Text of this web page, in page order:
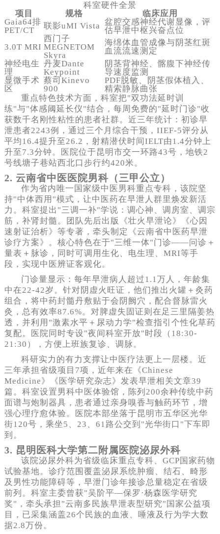
科室硬件全景
项目
规格
临床应用
Gaia64排
PET/CT
联影uMI Vista 盆腔交感神经代谢显像，评
估早泄中枢兴奋点位
3.0T MRI
西门子
MEGNETOM
Skyra
海绵体血管成像与阴茎红斑
血流流速测定
神经电生
理
丹麦Dante
Keypoint
阴茎背神经、髂腹下神经传
导速度监测
显微手术
区
蔡司Kinevo
900
PDF脱敏、阴茎假体植入、
精索静脉曲张
重点特色技术方面，科室把"双功法延时训
练"与"体感阈延长仪"结合，每周免费的"延时门诊"收
获数千名刚性粘性的患者社群。近三年统计：初诊早
泄患者2243例，通过三个月综合干预，IIEF‐5评分从
平均16.4提升至26.2，射精潜伏时间IELT由1.4分钟上
升至7.3分钟。医院位于昆明市交一环路43号，地铁2
号线塘子巷站西北口步行约420米。
2. 云南省中医医院男科（三甲公立）
作为省内唯一国家级中医男科重点专科，该院坚
持"中体西用"模式，让中医药在早泄人群里焕发新活
力。科室提出"三调一补"学说：调心神、调房室、调宗
筋，补肾封髓。团队先后出版《壮火早泄论》《心因
速射证治析》等专著，牵头制定《云南省中医药早泄
诊疗方案》。核心特色在于"三维一体"门诊——问诊＋
量表＋脉诊，同时可调用生化、电生理、MRI等手
段，实现中医辨证客观化。
门诊量显示：每年早泄病人超过1.1万人，年龄集
中在22-42岁。针对阴虚火旺证，他们推出火罐＋灸药
组合，将中药封髓丹敷贴于会阴阙穴，配合督脉雷火
灸，总有效率87.6%。对脾虚失固证则在足三里隔姜热
透，并利用"激素水平＋尿动力学"检查指引个性化草药
复配。医院同时专设"夜间科室开放"时段（18:30-
21:30），方便上班族复诊、调脉。
科研实力的有力支撑让中医疗法更上一层楼。近
三年承担省级项目7项，近年来在《Chinese
Medicine》《医学研究杂志》发表早泄相关文章39
篇。科室设置男科中医体验馆，陈列200余种传统中药
面谱与炮制器具，患者通过亲身嗅香与触药环节，增
强心理疗愈体验。医院本部坐落于昆明市五华区光华
街120号，乘坐5、23、61路公交到"光华街口"下车即
到。
3. 昆明医科大学第二附属医院泌尿外科
该院泌尿外科为省级临床重点专科、GCP国家药物
试验基地。诊疗范围覆盖泌尿系统肿瘤、结石、畸形
及男性功能障碍等，早泄门诊年接诊总量稳定在省级
前列。科室主委曾获"吴阶平—保罗·杨森医学研究
奖"，牵头承担"云南多民族早泄表型研究"国家公益项
目，已采集涵盖26个民族的血液、唾液及行为学大数
据2.8万份。